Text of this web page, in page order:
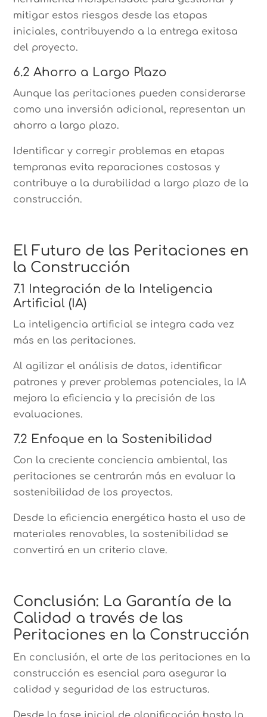
mitigar estos riesgos desde las etapas
iniciales, contribuyendo a la entrega exitosa
del proyecto.
6.2 Ahorro a Largo Plazo
Aunque las peritaciones pueden considerarse
como una inversión adicional, representan un
ahorro a largo plazo.
Identificar y corregir problemas en etapas
tempranas evita reparaciones costosas y
contribuye a la durabilidad a largo plazo de la
construcción.
El Futuro de las Peritaciones en
la Construcción
7.1 Integración de la Inteligencia
Artificial (IA)
La inteligencia artificial se integra cada vez
más en las peritaciones.
Al agilizar el análisis de datos, identificar
patrones y prever problemas potenciales, la IA
mejora la eficiencia y la precisión de las
evaluaciones.
7.2 Enfoque en la Sostenibilidad
Con la creciente conciencia ambiental, las
peritaciones se centrarán más en evaluar la
sostenibilidad de los proyectos.
Desde la eficiencia energética hasta el uso de
materiales renovables, la sostenibilidad se
convertirá en un criterio clave.
Conclusión: La Garantía de la
Calidad a través de las
Peritaciones en la Construcción
En conclusión, el arte de las peritaciones en la
construcción es esencial para asegurar la
calidad y seguridad de las estructuras.